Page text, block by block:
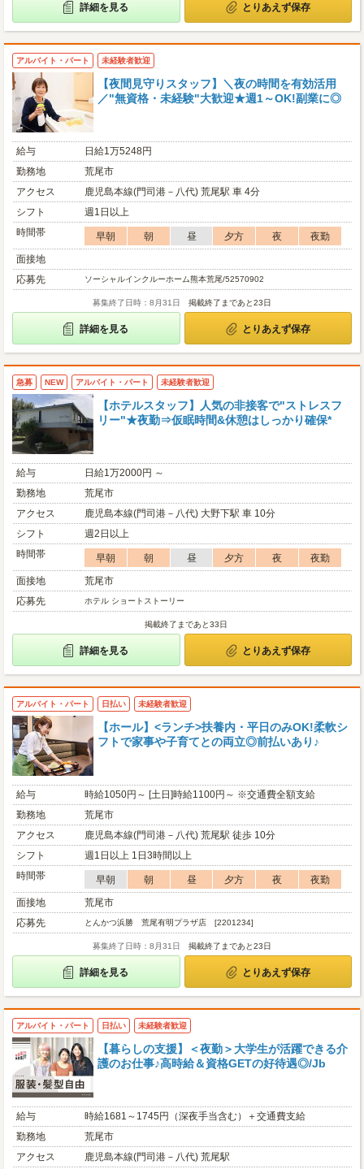
詳細を見る とりあえず保存
アルバイト・パート 未経験者歓迎
【夜間見守りスタッフ】＼夜の時間を有効活用
／"無資格・未経験"大歓迎★週1～OK!副業に◎
給与
日給1万5248円
勤務地
荒尾市
アクセス
鹿児島本線(門司港－八代) 荒尾駅 車 4分
シフト
週1日以上
時間帯
早朝 朝 昼 夕方 夜
夜勤
面接地
応募先
ソーシャルインクルーホーム熊本荒尾/52570902
募集終了日時：8月31日 掲載終了まであと23日
詳細を見る とりあえず保存
急募 NEW アルバイト・パート 未経験者歓迎
【ホテルスタッフ】人気の非接客で"ストレスフ
リー"★夜勤⇒仮眠時間&休憩はしっかり確保*
給与
日給1万2000円 ～
勤務地
荒尾市
アクセス
鹿児島本線(門司港－八代) 大野下駅 車 10分
シフト
週2日以上
時間帯
早朝 朝 昼 夕方 夜
夜勤
面接地
荒尾市
応募先
ホテル ショートストーリー
掲載終了まであと33日
詳細を見る とりあえず保存
アルバイト・パート 日払い 未経験者歓迎
【ホール】<ランチ>扶養内・平日のみOK!柔軟シ
フトで家事や子育てとの両立◎前払いあり♪
給与
時給1050円～ [土日]時給1100円～ ※交通費全額支給
勤務地
荒尾市
アクセス
鹿児島本線(門司港－八代) 荒尾駅 徒歩 10分
シフト
週1日以上 1日3時間以上
時間帯
早朝 朝 昼 夕方 夜
夜勤
面接地
荒尾市
応募先
とんかつ浜勝 荒尾有明プラザ店 [2201234]
募集終了日時：8月31日 掲載終了まであと23日
詳細を見る とりあえず保存
アルバイト・パート 日払い 未経験者歓迎
【暮らしの支援】＜夜勤＞大学生が活躍できる介
護のお仕事♪高時給＆資格GETの好待遇◎/Jb
給与
時給1681～1745円（深夜手当含む）＋交通費支給
勤務地
荒尾市
アクセス
鹿児島本線(門司港－八代) 荒尾駅